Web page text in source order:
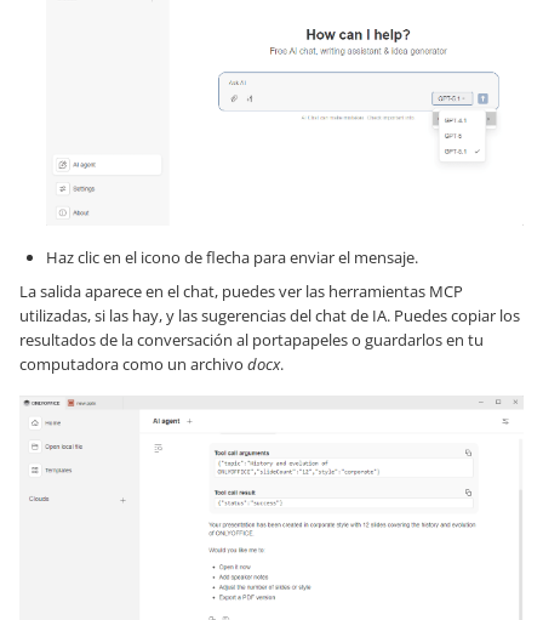
Haz clic en el icono de flecha para enviar el mensaje.
La salida aparece en el chat, puedes ver las herramientas MCP
utilizadas, si las hay, y las sugerencias del chat de IA. Puedes copiar los
resultados de la conversación al portapapeles o guardarlos en tu
computadora como un archivo docx.